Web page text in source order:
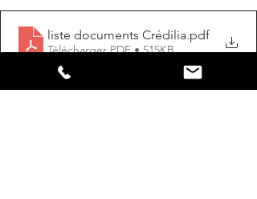
liste documents Crédilia.pdf
Télécharger PDF • 515KB